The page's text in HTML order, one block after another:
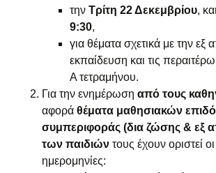
την Τρίτη 22 Δεκεμβρίου, και
9:30,
για θέματα σχετικά με την εξ
εκπαίδευση και τις
Α τετραμήνου.
Για την ενημέρωση από τους
αφορά θέματα μαθησιακών
συμπεριφοράς (δια ζώσης & εξ
των παιδιών τους έχουν οριστεί
ημερομηνίες: